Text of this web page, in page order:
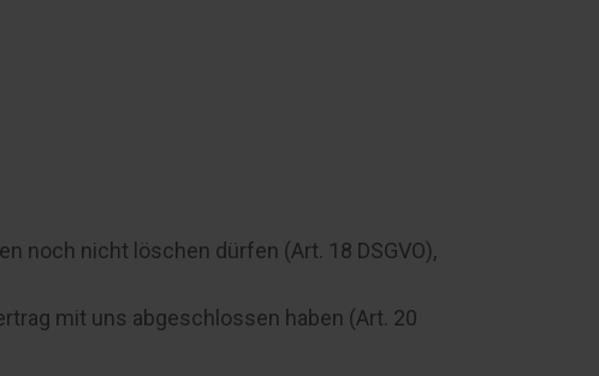
noch nicht löschen dürfen (Art. 18 DSGVO),
mit uns abgeschlossen haben (Art. 20